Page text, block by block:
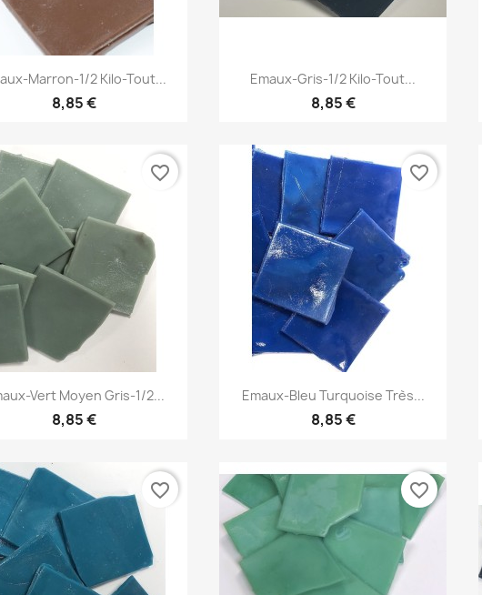
Aperçu rapide
Marron-1/2 Kilo-Tout...
8,85 €
 Aperçu rapide
Emaux-Gris-1/2 Kilo-Tout...
8,85 €
Aperçu rapide
Vert Moyen Gris-1/2...
8,85 €
favorite_border
Aperçu rapide
Emaux-Bleu Turquoise Très...
8,85 €
favorite_border
favorite_border favorite_border